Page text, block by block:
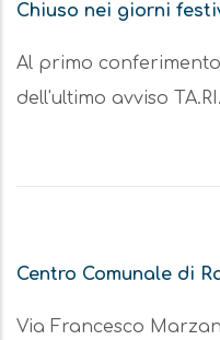
Chiuso nei giorni
Al primo
dell'ultimo avviso
Centro Comunale di
Via Francesco